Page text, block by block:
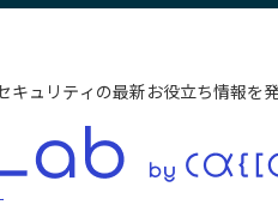
キュリティの最新お役立ち情報を